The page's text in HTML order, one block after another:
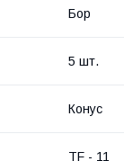
Бор
5 шт.
Конус
TF - 11